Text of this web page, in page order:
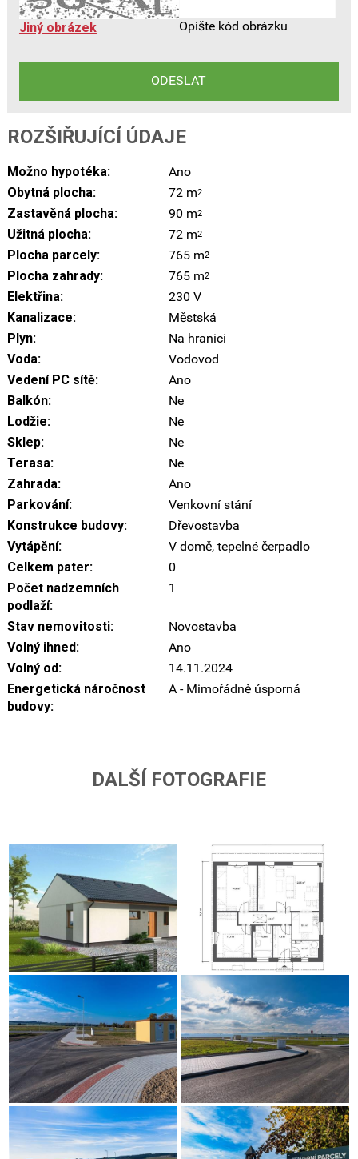
Jiný obrázek Opište kód obrázku
ODESLAT
ROZŠIŘUJÍCÍ ÚDAJE
Možno hypotéka:
Ano
Obytná plocha:
72 m2
Zastavěná plocha: 90 m2
Užitná plocha: 72 m2
Plocha parcely: 765 m2
Plocha zahrady: 765 m2
Elektřina:
230 V
Kanalizace:
Městská
Plyn:
Na hranici
Voda:
Vodovod
Vedení PC sítě:
Ano
Balkón:
Ne
Lodžie:
Ne
Sklep:
Ne
Terasa:
Ne
Zahrada:
Ano
Parkování:
Venkovní stání
Konstrukce budovy:
Dřevostavba
Vytápění:
V domě, tepelné čerpadlo
Celkem pater:
0
Počet nadzemních
podlaží:
1
Stav nemovitosti:
Novostavba
Volný ihned:
Ano
Volný od:
14.11.2024
Energetická náročnost
budovy:
A - Mimořádně úsporná
DALŠÍ FOTOGRAFIE